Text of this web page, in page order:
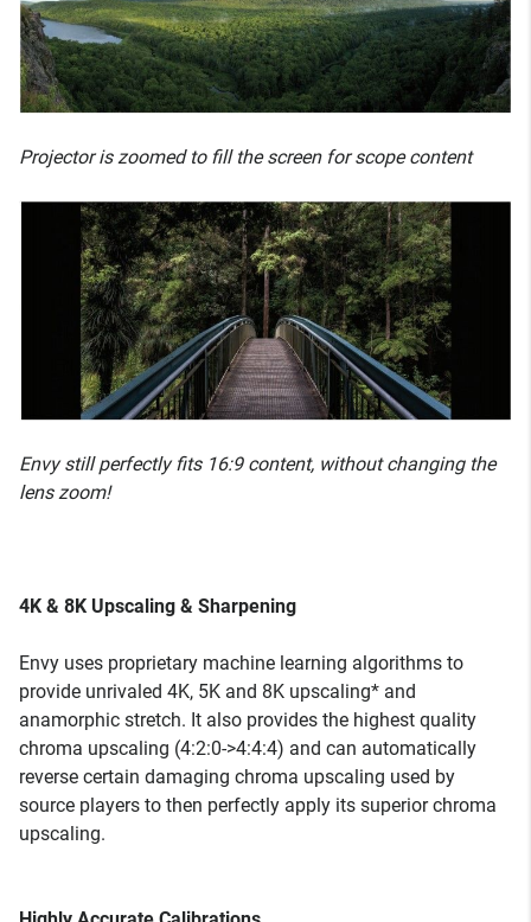
Projector is zoomed to fill the screen for scope content
Envy still perfectly fits 16:9 content, without changing the
lens zoom!
4K & 8K Upscaling & Sharpening
Envy uses proprietary machine learning algorithms to
provide unrivaled 4K, 5K and 8K upscaling* and
anamorphic stretch. It also provides the highest quality
chroma upscaling (4:2:0->4:4:4) and can automatically
reverse certain damaging chroma upscaling used by
source players to then perfectly apply its superior chroma
upscaling.